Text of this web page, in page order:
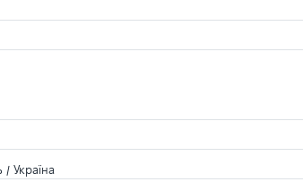
Україна